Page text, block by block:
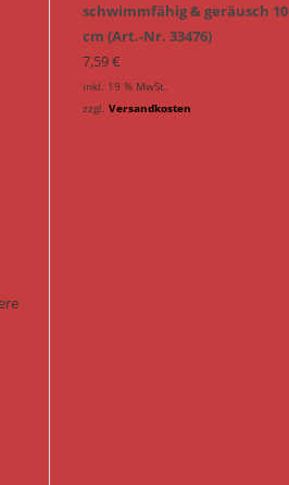
schwimmfähig & geräusch 10
cm (Art.-Nr. 33476)
7,59€
inkl. 19 % MwSt.
zzgl. Versandkosten